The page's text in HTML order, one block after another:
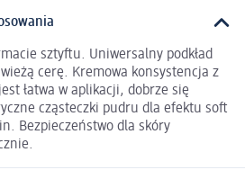
sztyftu. Uniwersalny podkład
cerę. Kremowa konsystencja z
łatwa w aplikacji, dobrze się
cząsteczki pudru dla efektu soft
Bezpieczeństwo dla skóry